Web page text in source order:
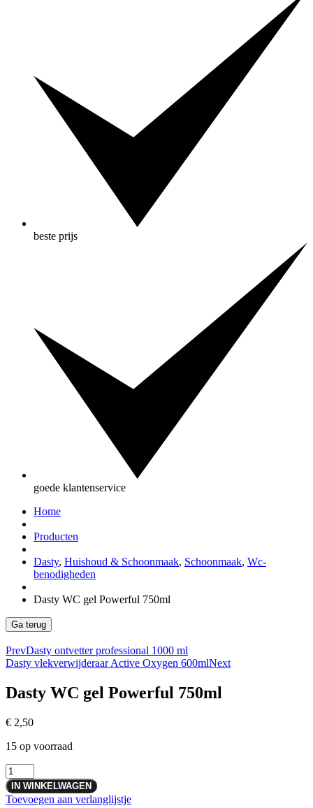
beste prijs
goede klantenservice
Home
Producten
Dasty, Huishoud & Schoonmaak, Schoonmaak, Wc-
benodigheden
Dasty WC gel Powerful 750ml
PrevDasty ontvetter professional 1000 ml
Dasty vlekverwijderaar Active Oxygen 600mlNext
Dasty WC gel Powerful 750ml
€ 2,50
15 op voorraad
Dasty
WC
gel
IN WINKELWAGEN
Toevoegen aan verlanglijstje